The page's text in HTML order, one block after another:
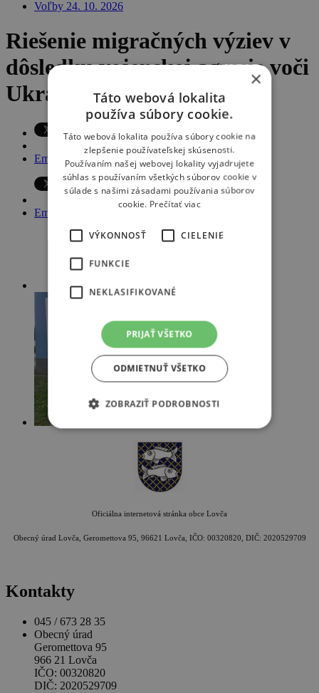
Voľby 24. 10. 2026
Riešenie migračných výziev v
dôsledku vojenskej agresie voči
Ukrajine
Email
Email
Oficiálna internetová stránka obce Lovča
Obecný úrad Lovča, Geromettova 95, 96621 Lovča, IČO: 00320820, DIČ: 2020529709
Kontakty
045 / 673 28 35
Obecný úrad
Geromettova 95
966 21 Lovča
IČO: 00320820
DIČ: 2020529709
×
Táto webová lokalita
používa súbory cookie.
Táto webová lokalita používa súbory cookie na
zlepšenie používateľskej skúsenosti.
Používaním našej webovej lokality vyjadrujete
súhlas s používaním všetkých súborov cookie v
súlade s našimi zásadami používania súborov
cookie. Prečítať viac
VÝKONNOSŤ CIELENIE
FUNKCIE
NEKLASIFIKOVANÉ
PRIJAŤ VŠETKO
ODMIETNUŤ VŠETKO
ZOBRAZIŤ PODROBNOSTI